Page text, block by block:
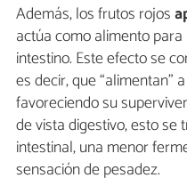
Además, los frutos rojos
actúa como alimento
intestino. Este efecto se
es decir, que “alimentan”
favoreciendo su
de vista digestivo, esto
intestinal, una menor
sensación de pesadez.